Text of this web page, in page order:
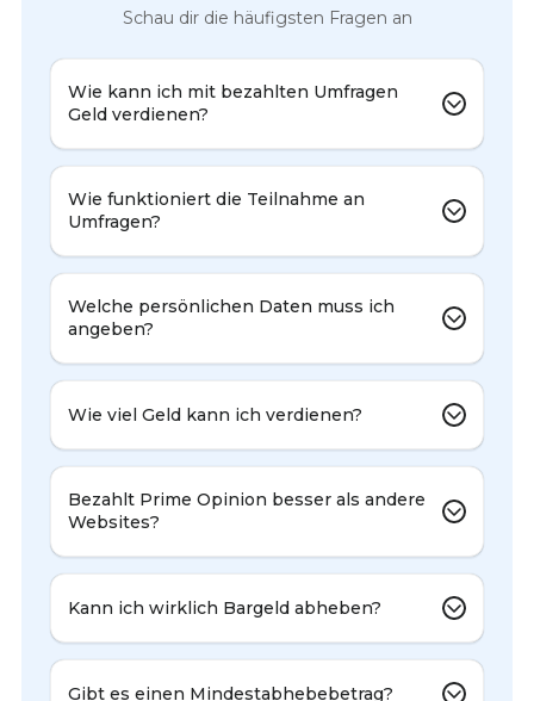
Schau dir die häufigsten Fragen an
Wie kann ich mit bezahlten Umfragen
Geld verdienen?
Wie funktioniert die Teilnahme an
Umfragen?
Welche persönlichen Daten muss ich
angeben?
Wie viel Geld kann ich verdienen?
Bezahlt Prime Opinion besser als andere
Websites?
Kann ich wirklich Bargeld abheben?
Gibt es einen Mindestabhebebetrag?